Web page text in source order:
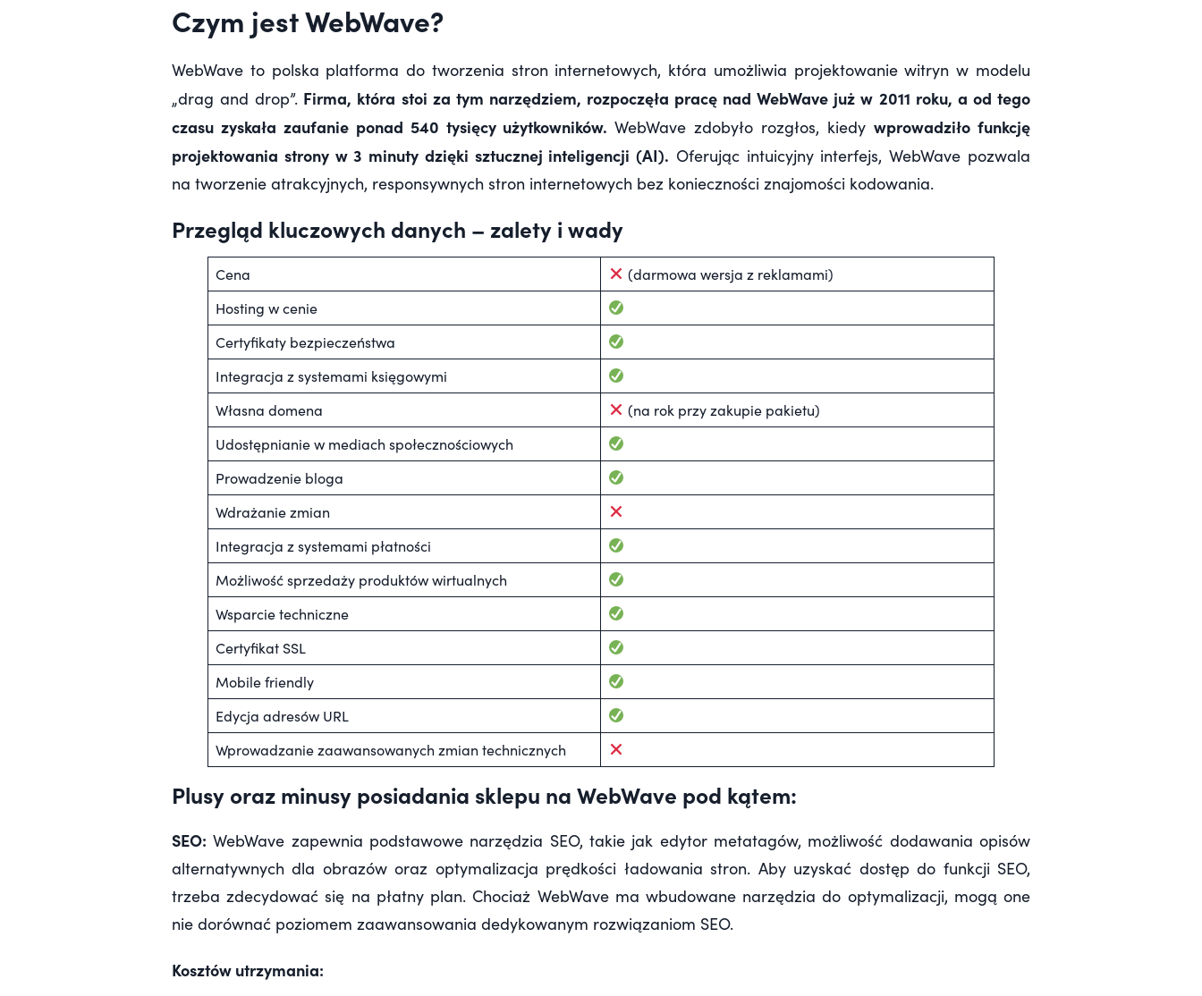
Czym jest WebWave?
WebWave to polska platforma do tworzenia stron internetowych, która umożliwia projektowanie witryn w modelu
„drag and drop”. Firma, która stoi za tym narzędziem, rozpoczęła pracę nad WebWave już w 2011 roku, a od tego
czasu zyskała zaufanie ponad 540 tysięcy użytkowników.WebWave zdobyło rozgłos, kiedywprowadziło funkcję
projektowania strony w 3 minuty dzięki sztucznej inteligencji (AI). Oferując intuicyjny interfejs, WebWave pozwala
na tworzenie atrakcyjnych, responsywnych stron internetowych bez konieczności znajomości kodowania.
Przegląd kluczowych danych – zalety i wady
Cena
(darmowa wersja z reklamami)
Hosting w cenie
Certyfikaty bezpieczeństwa
Integracja z systemami księgowymi
Własna domena
(na rok przy zakupie pakietu)
Udostępnianie w mediach społecznościowych
Prowadzenie bloga
Wdrażanie zmian
Integracja z systemami płatności
Możliwość sprzedaży produktów wirtualnych
Wsparcie techniczne
Certyfikat SSL
Mobile friendly
Edycja adresów URL
Wprowadzanie zaawansowanych zmian technicznych
Plusy oraz minusy posiadania sklepu na WebWave pod kątem:
SEO: WebWave zapewnia podstawowe narzędzia SEO, takie jak edytor metatagów, możliwość dodawania opisów
alternatywnych dla obrazów oraz optymalizacja prędkości ładowania stron. Aby uzyskać dostęp do funkcji SEO,
trzeba zdecydować się na płatny plan. Chociaż WebWave ma wbudowane narzędzia do optymalizacji, mogą one
nie dorównać poziomem zaawansowania dedykowanym rozwiązaniom SEO.
Kosztów utrzymania: